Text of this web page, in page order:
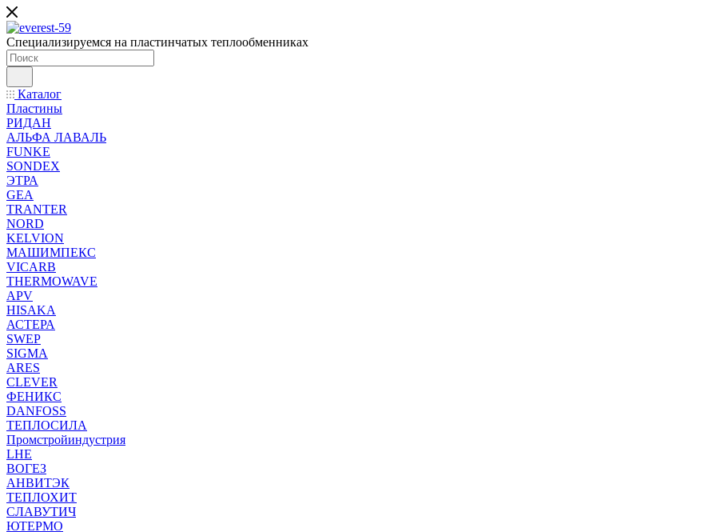
Специализируемся на пластинчатых теплообменниках
Каталог
Пластины
РИДАН
АЛЬФА ЛАВАЛЬ
FUNKE
SONDEX
ЭТРА
GEA
TRANTER
NORD
KELVION
МАШИМПЕКС
VICARB
THERMOWAVE
APV
HISAKA
АСТЕРА
SWEP
SIGMA
ARES
CLEVER
ФЕНИКС
DANFOSS
ТЕПЛОСИЛА
Промстройиндустрия
LHE
ВОГЕЗ
АНВИТЭК
ТЕПЛОХИТ
СЛАВУТИЧ
ЮТЕРМО